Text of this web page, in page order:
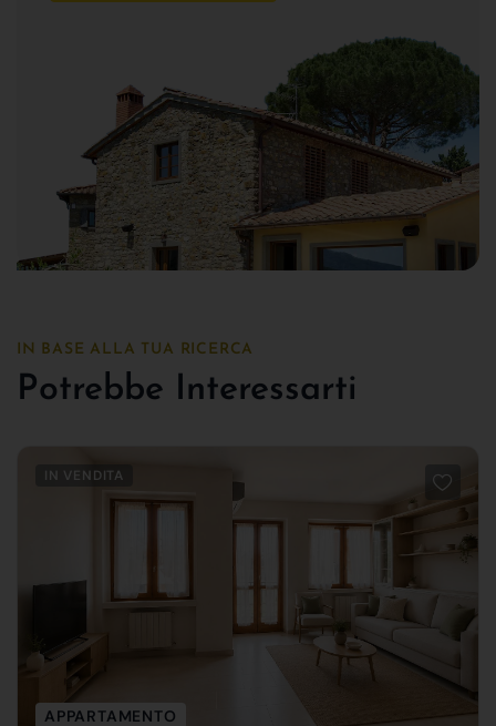
IN BASE ALLA TUA RICERCA
Potrebbe Interessarti
IN VENDITA
APPARTAMENTO